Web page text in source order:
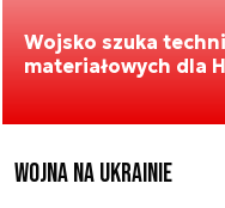
Wojsko szuka
materiałowych dla
Wojna na Ukrainie